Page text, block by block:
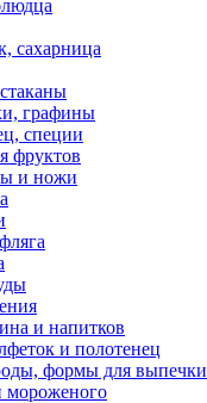
сахарница
графины
специи
фруктов
и ножи
и напитков
и полотенец
формы для выпечки
мороженого